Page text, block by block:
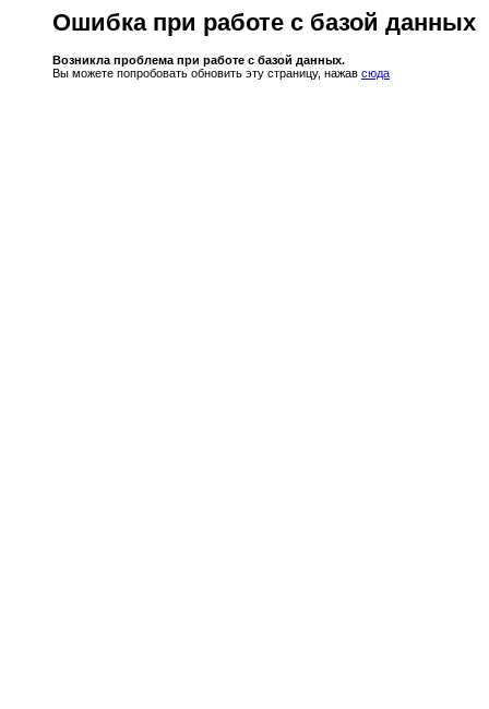
Ошибка при работе с базой данных
Возникла проблема при работе с базой данных.
Вы можете попробовать обновить эту страницу, нажав сюда